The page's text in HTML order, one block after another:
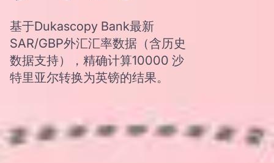
基于Dukascopy Bank最新
SAR/GBP外汇汇率数据（含历史
数据支持），精确计算10000 沙
特里亚尔转换为英镑的结果。